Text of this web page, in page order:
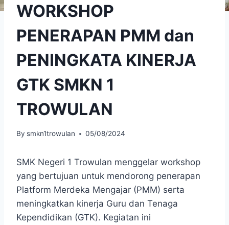
WORKSHOP
PENERAPAN PMM dan
PENINGKATA KINERJA
GTK SMKN 1
TROWULAN
By smkn1trowulan 05/08/2024
SMK Negeri 1 Trowulan menggelar workshop
yang bertujuan untuk mendorong penerapan
Platform Merdeka Mengajar (PMM) serta
meningkatkan kinerja Guru dan Tenaga
Kependidikan (GTK). Kegiatan ini